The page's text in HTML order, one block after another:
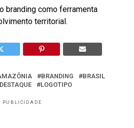
branding como ferramenta
territorial.
BRANDING
BRASIL
LOGOTIPO
PUBLICIDADE